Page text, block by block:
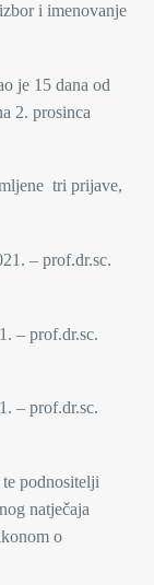
i imenovanje
je 15 dana od
2. prosinca
tri prijave,
– prof.dr.sc.
– prof.dr.sc.
– prof.dr.sc.
podnositelji
natječaja
o